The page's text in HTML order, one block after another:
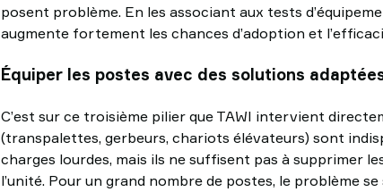
posent problème. En les associant aux tests
augmente fortement les chances d’adoption et
Équiper les postes avec des solutions
C’est sur ce troisième pilier que TAWI intervient
(transpalettes, gerbeurs, chariots élévateurs) sont
charges lourdes, mais ils ne suffisent pas à supprimer
l’unité. Pour un grand nombre de postes, le problème